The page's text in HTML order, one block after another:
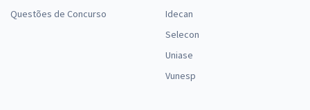
Questões de Concurso
Idecan
Selecon
Uniase
Vunesp